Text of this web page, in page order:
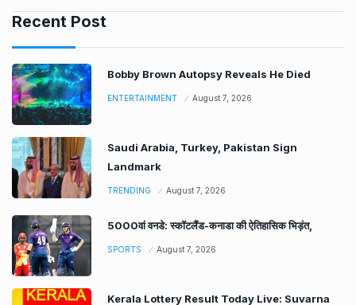
Recent Post
Bobby Brown Autopsy Reveals He Died
ENTERTAINMENT August 7, 2026
Saudi Arabia, Turkey, Pakistan Sign
Landmark
TRENDING August 7, 2026
5000वां वनडे: स्कॉटलैंड-कनाडा की ऐतिहासिक भिड़ंत,
SPORTS August 7, 2026
Kerala Lottery Result Today Live: Suvarna